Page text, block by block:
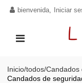
bienvenida, Iniciar
Inicio/todos/Candados
Candados de